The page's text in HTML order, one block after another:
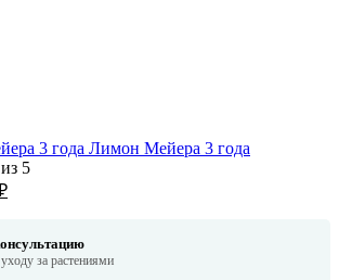
Лимон Мейера 3 года
из 5
Текущая
за растениями